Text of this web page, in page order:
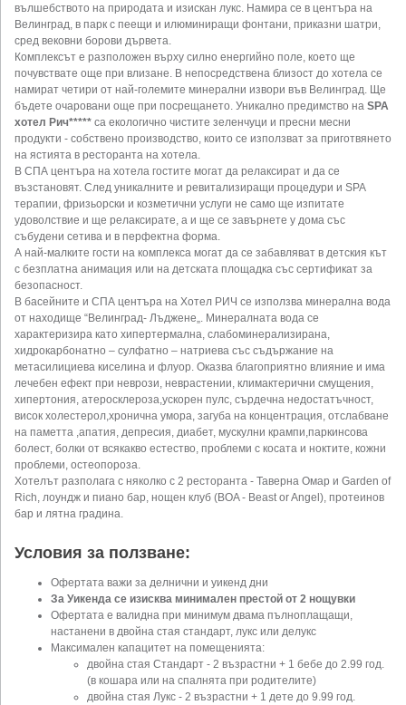
вълшебството на природата и изискан лукс. Намира се в центъра на
Велинград, в парк с пеещи и илюминиращи фонтани, приказни шатри,
сред вековни борови дървета.
Комплексът е разположен върху силно енергийно поле, което ще
почувствате още при влизане. В непосредствена близост до хотела се
намират четири от най-големите минерални извори във Велинград. Ще
бъдете очаровани още при посрещането. Уникално предимство на SPA
хотел Рич***** са екологично чистите зеленчуци и пресни месни
продукти - собствено производство, които се използват за приготвянето
на ястията в ресторанта на хотела.
В СПА центъра на хотела гостите могат да релаксират и да се
възстановят. След уникалните и ревитализиращи процедури и SPA
терапии, фризьорски и козметични услуги не само ще изпитате
удоволствие и ще релаксирате, а и ще се завърнете у дома със
събудени сетива и в перфектна форма.
А най-малките гости на комплекса могат да се забавляват в детския кът
с безплатна анимация или на детската площадка със сертификат за
безопасност.
В басейните и СПА центъра на Хотел РИЧ се използва минерална вода
от находище “Велинград- Лъджене„. Минералната вода се
характеризира като хипертермална, слабоминерализирана,
хидрокарбонатно – сулфатно – натриева със съдържание на
метасилициева киселина и флуор. Оказва благоприятно влияние и има
лечебен ефект при неврози, неврастении, климактерични смущения,
хипертония, атеросклероза,ускорен пулс, сърдечна недостатъчност,
висок холестерол,хронична умора, загуба на концентрация, отслабване
на паметта ,апатия, депресия, диабет, мускулни крампи,паркинсова
болест, болки от всякакво естество, проблеми с косата и ноктите, кожни
проблеми, остеопороза.
Хотелът разполага с няколко с 2 ресторанта - Таверна Омар и Garden of
Rich, лоундж и пиано бар, нощен клуб (BOA - Beast or Angel), протеинов
бар и лятна градина.
Условия за ползване:
Офертата важи за делнични и уикенд дни
За Уикенда се изисква минимален престой от 2 нощувки
Офертата е валидна при минимум двама пълноплащащи,
настанени в двойна стая стандарт, лукс или делукс
Максимален капацитет на помещенията:
двойна стая Стандарт - 2 възрастни + 1 бебе до 2.99 год.
(в кошара или на спалнята при родителите)
двойна стая Лукс - 2 възрастни + 1 дете до 9.99 год.